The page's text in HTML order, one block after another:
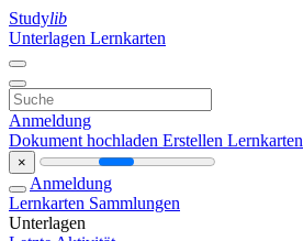
Studylib
Unterlagen Lernkarten
Anmeldung
Dokument hochladen Erstellen Lernkarten
×
Anmeldung
Lernkarten Sammlungen
Unterlagen